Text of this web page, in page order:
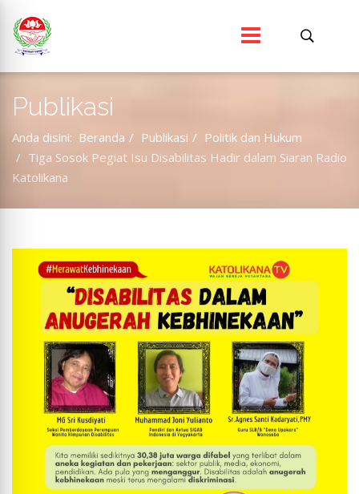
Publikasi
Anda disini: Beranda Publikasi
Politik dan Hukum
Tiga Sosok Pegiat Isu Disabilitas Hadir dalam Siaran Radio
Katolikana